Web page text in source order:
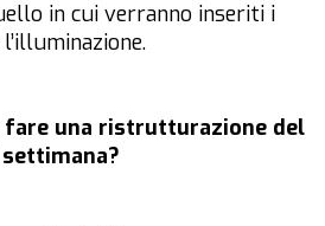
in cui verranno inseriti i
fare una ristrutturazione del